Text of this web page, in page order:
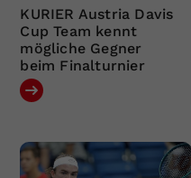
KURIER Austria Davis
Cup Team kennt
mögliche Gegner
beim Finalturnier